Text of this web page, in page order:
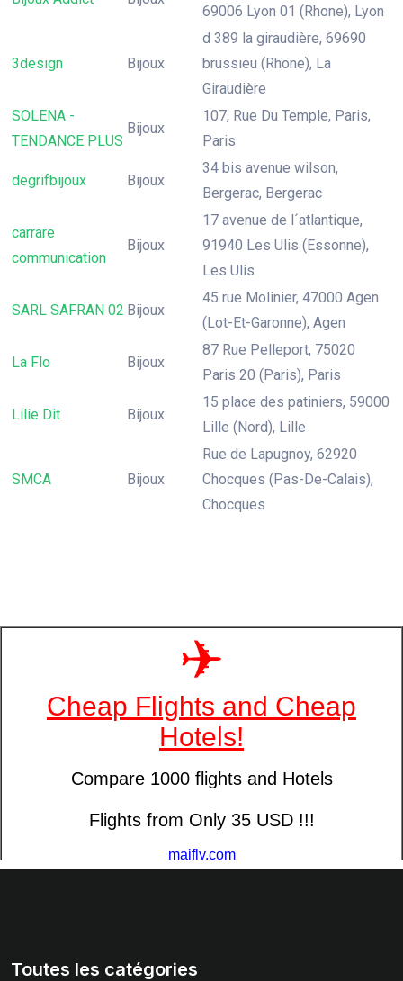
69006 Lyon 01 (Rhone), Lyon
3design Bijoux
d 389 la giraudière, 69690
brussieu (Rhone), La
Giraudière
SOLENA -
TENDANCE PLUS
Bijoux
107, Rue Du Temple, Paris,
Paris
degrifbijoux Bijoux
34 bis avenue wilson,
Bergerac, Bergerac
carrare
communication
Bijoux
17 avenue de l´atlantique,
91940 Les Ulis (Essonne),
Les Ulis
SARL SAFRAN 02 Bijoux
45 rue Molinier, 47000 Agen
(Lot-Et-Garonne), Agen
La Flo Bijoux
87 Rue Pelleport, 75020
Paris 20 (Paris), Paris
Lilie Dit Bijoux
15 place des patiniers, 59000
Lille (Nord), Lille
SMCA Bijoux
Rue de Lapugnoy, 62920
Chocques (Pas-De-Calais),
Chocques
Toutes les catégories